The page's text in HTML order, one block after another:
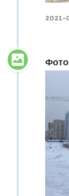
2021-